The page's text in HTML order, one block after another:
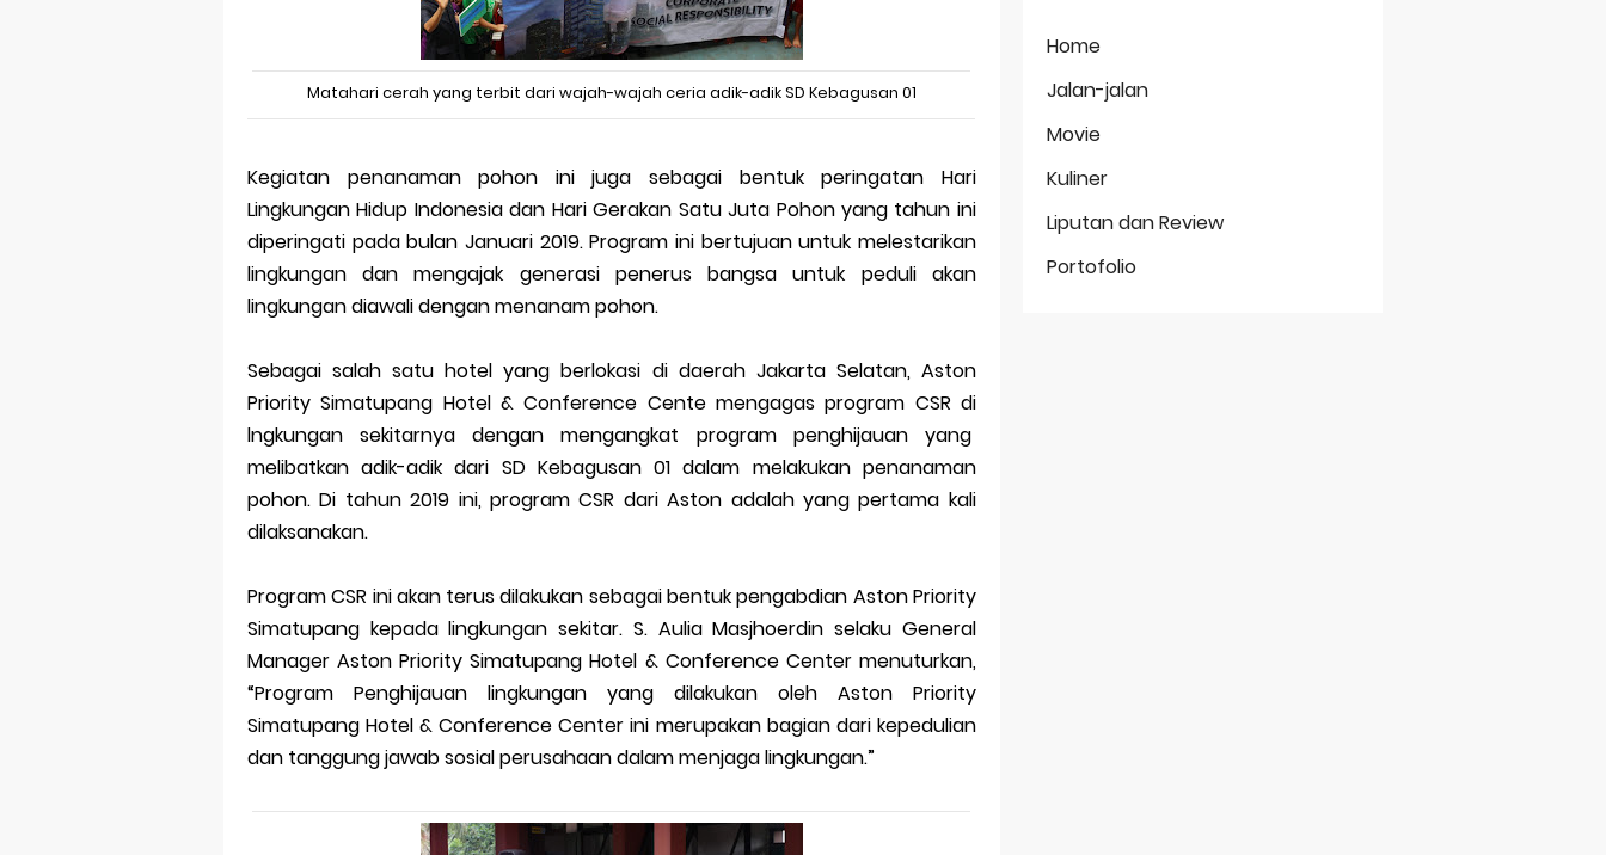
Matahari cerah yang terbit dari wajah-wajah ceria adik-adik SD Kebagusan 01
Kegiatan penanaman pohon ini juga sebagai bentuk peringatan Hari
Lingkungan Hidup Indonesia dan Hari Gerakan Satu Juta Pohon yang tahun ini
diperingati pada bulan Januari 2019. Program ini bertujuan untuk melestarikan
lingkungan dan mengajak generasi penerus bangsa untuk peduli akan
lingkungan diawali dengan menanam pohon.
Sebagai salah satu hotel yang berlokasi di daerah Jakarta Selatan, Aston
Priority Simatupang Hotel & Conference Cente mengagas program CSR di
lngkungan sekitarnya dengan mengangkat program penghijauan yang
melibatkan adik-adik dari SD Kebagusan 01 dalam melakukan penanaman
pohon. Di tahun 2019 ini, program CSR dari Aston adalah yang pertama kali
dilaksanakan.
Program CSR ini akan terus dilakukan sebagai bentuk pengabdian Aston Priority
Simatupang kepada lingkungan sekitar. S. Aulia Masjhoerdin selaku General
Manager Aston Priority Simatupang Hotel & Conference Center menuturkan,
“Program Penghijauan lingkungan yang dilakukan oleh Aston Priority
Simatupang Hotel & Conference Center ini merupakan bagian dari kepedulian
dan tanggung jawab sosial perusahaan dalam menjaga lingkungan.”
Home
Jalan-jalan
Movie
Kuliner
Liputan dan Review
Portofolio